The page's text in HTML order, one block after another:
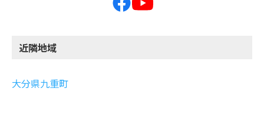
近隣地域
大分県九重町